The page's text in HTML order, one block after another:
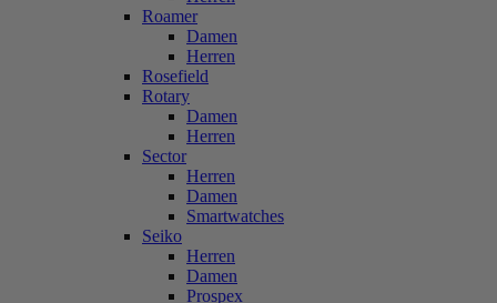
Roamer
Damen
Herren
Rosefield
Rotary
Damen
Herren
Sector
Herren
Damen
Smartwatches
Seiko
Herren
Damen
Prospex